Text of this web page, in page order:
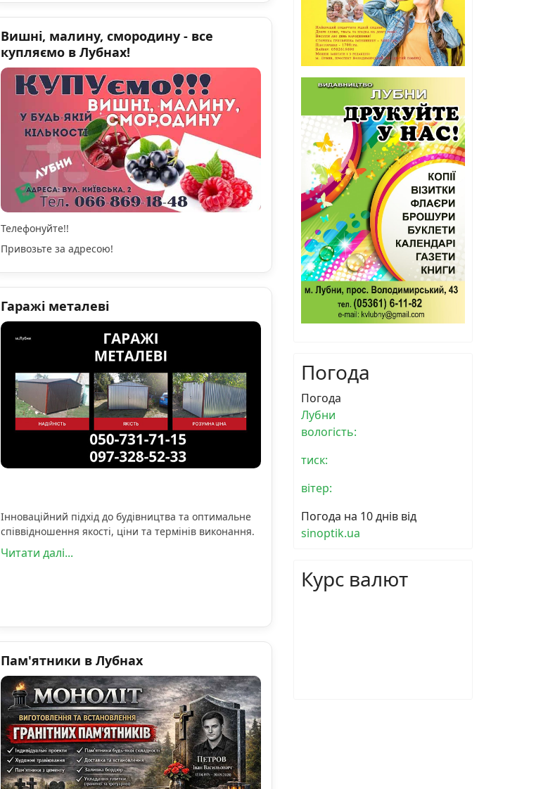
Вишні, малину, смородину - все
купляємо в Лубнах!
Телефонуйте!!
Привозьте за адресою!
Гаражі металеві
Інноваційний підхід до будівництва та оптимальне
співвідношення якості, ціни та термінів виконання.
Читати далі...
Пам'ятники в Лубнах
Погода
Погода
Лубни
вологість:
тиск:
вітер:
Погода на 10 днів від
sinoptik.ua
Курс валют